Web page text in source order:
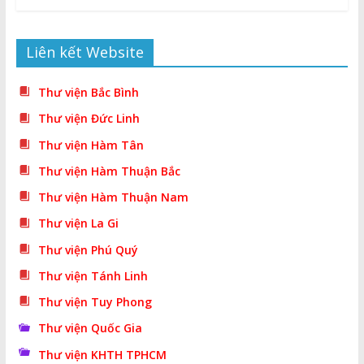
Liên kết Website
Thư viện Bắc Bình
Thư viện Đức Linh
Thư viện Hàm Tân
Thư viện Hàm Thuận Bắc
Thư viện Hàm Thuận Nam
Thư viện La Gi
Thư viện Phú Quý
Thư viện Tánh Linh
Thư viện Tuy Phong
Thư viện Quốc Gia
Thư viện KHTH TPHCM